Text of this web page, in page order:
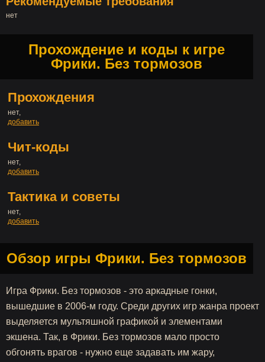
нет
Прохождение и коды к игре
Фрики. Без тормозов
Прохождения
нет,
добавить
Чит-коды
нет,
добавить
Тактика и советы
нет,
добавить
Обзор игры Фрики. Без тормозов
Игра Фрики. Без тормозов - это аркадные гонки,
вышедшие в 2006-м году. Среди других игр жанра проект
выделяется мультяшной графикой и элементами
экшена. Так, в Фрики. Без тормозов мало просто
обгонять врагов - нужно еще задавать им жару,